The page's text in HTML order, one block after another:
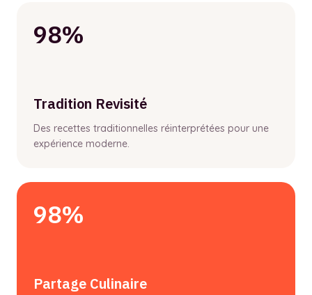
98%
Tradition Revisité
Des recettes traditionnelles réinterprétées pour une
expérience moderne.
98%
Partage Culinaire